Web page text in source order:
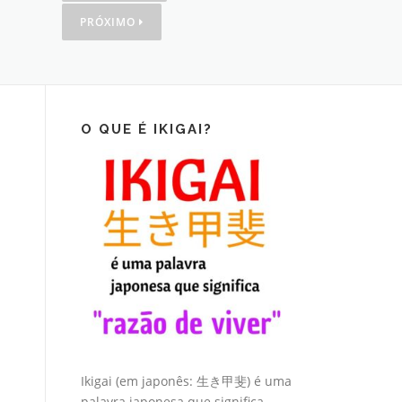
PRÓXIMO
O QUE É IKIGAI?
Ikigai (em japonês: 生き甲斐) é uma